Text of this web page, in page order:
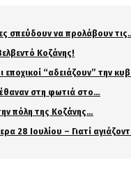
σπεύδουν να προλάβουν
Κοζάνης!
“αδειάζουν” την
στη φωτιά στο…
πόλη της Κοζάνης…
28 Ιουλίου – Γιατί